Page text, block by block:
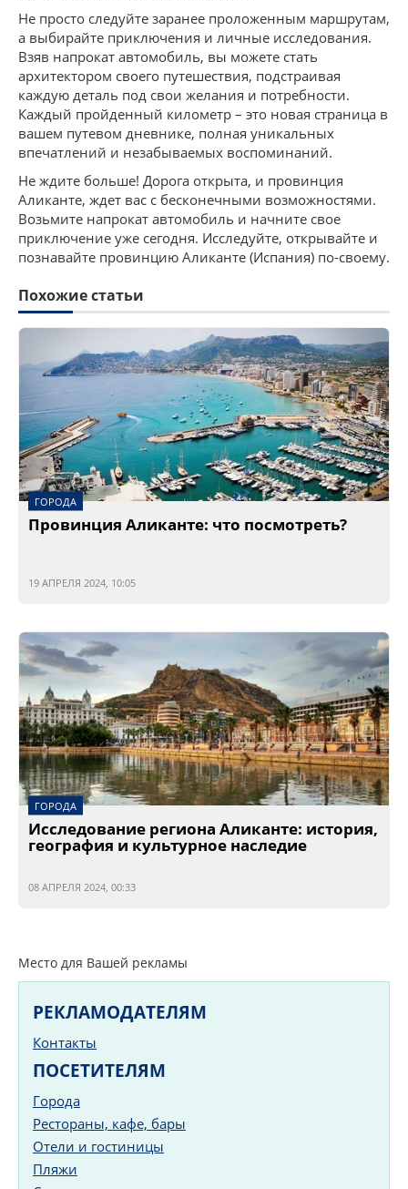
Не просто следуйте заранее проложенным маршрутам,
а выбирайте приключения и личные исследования.
Взяв напрокат автомобиль, вы можете стать
архитектором своего путешествия, подстраивая
каждую деталь под свои желания и потребности.
Каждый пройденный километр – это новая страница в
вашем путевом дневнике, полная уникальных
впечатлений и незабываемых воспоминаний.
Не ждите больше! Дорога открыта, и провинция
Аликанте, ждет вас с бесконечными возможностями.
Возьмите напрокат автомобиль и начните свое
приключение уже сегодня. Исследуйте, открывайте и
познавайте провинцию Аликанте (Испания) по-своему.
Похожие статьи
ГОРОДА
Провинция Аликанте: что посмотреть?
19 АПРЕЛЯ 2024, 10:05
ГОРОДА
Исследование региона Аликанте: история,
география и культурное наследие
08 АПРЕЛЯ 2024, 00:33
Место для Вашей рекламы
РЕКЛАМОДАТЕЛЯМ
Контакты
ПОСЕТИТЕЛЯМ
Города
Рестораны, кафе, бары
Отели и гостиницы
Пляжи